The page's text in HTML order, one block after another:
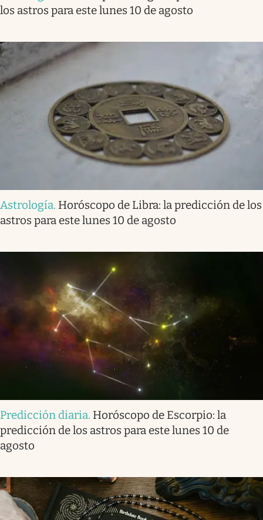
los astros para este lunes 10 de agosto
Astrología. Horóscopo de Libra: la predicción de los
astros para este lunes 10 de agosto
Predicción diaria. Horóscopo de Escorpio: la
predicción de los astros para este lunes 10 de
agosto